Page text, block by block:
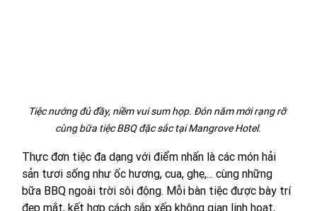
Tiệc nướng đủ đầy, niềm vui sum họp. Đón năm mới rạng rỡ
cùng bữa tiệc BBQ đặc sắc tại Mangrove Hotel.
Thực đơn tiệc đa dạng với điểm nhấn là các món hải
sản tươi sống như ốc hương, cua, ghẹ,... cùng những
bữa BBQ ngoài trời sôi động. Mỗi bàn tiệc được bày trí
đẹp mắt, kết hợp cách sắp xếp không gian linh hoạt,